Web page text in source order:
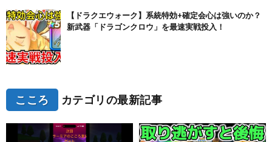
【ドラクエウォーク】系統特効+確定会心は強いのか？
新武器「ドラゴンクロウ」を最速実戦投入！
こころ カテゴリの最新記事